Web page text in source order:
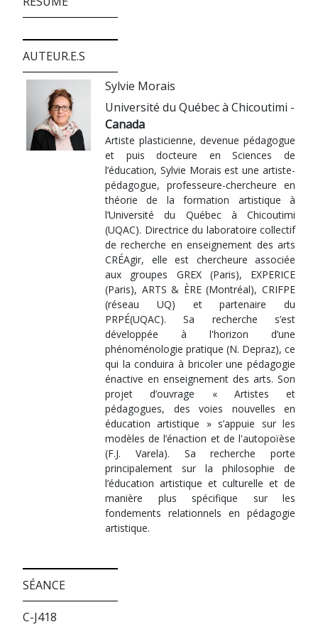
AUTEUR.E.S
Sylvie Morais
Université du Québec à Chicoutimi -
Canada
Artiste plasticienne, devenue pédagogue
et puis docteure en Sciences de
l’éducation, Sylvie Morais est une artiste-
pédagogue, professeure-chercheure en
théorie de la formation artistique à
l’Université du Québec à Chicoutimi
(UQAC). Directrice du laboratoire collectif
de recherche en enseignement des arts
CRÉAgir, elle est chercheure associée
aux groupes GREX (Paris), EXPERICE
(Paris), ARTS & ÈRE (Montréal), CRIFPE
(réseau UQ) et partenaire du
PRPÉ(UQAC). Sa recherche s’est
développée à l'horizon d’une
phénoménologie pratique (N. Depraz), ce
qui la conduira à bricoler une pédagogie
énactive en enseignement des arts. Son
projet d’ouvrage « Artistes et
pédagogues, des voies nouvelles en
éducation artistique » s’appuie sur les
modèles de l’énaction et de l'autopoïèse
(F.J. Varela). Sa recherche porte
principalement sur la philosophie de
l’éducation artistique et culturelle et de
manière plus spécifique sur les
fondements relationnels en pédagogie
artistique.
SÉANCE
C-J418